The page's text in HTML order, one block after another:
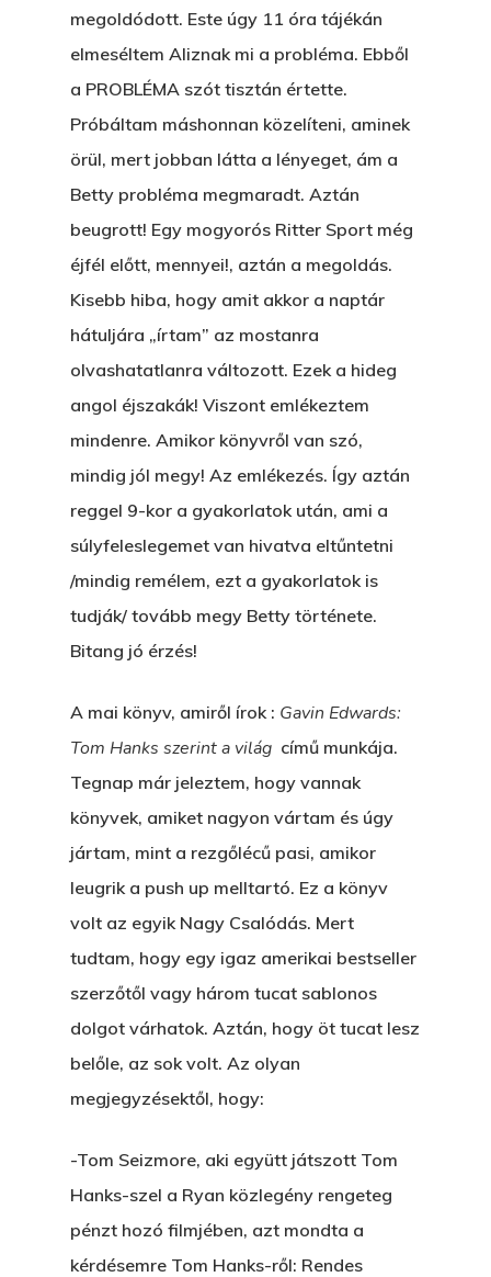
megoldódott. Este úgy 11 óra tájékán
elmeséltem Aliznak mi a probléma. Ebből
a PROBLÉMA szót tisztán értette.
Próbáltam máshonnan közelíteni, aminek
örül, mert jobban látta a lényeget, ám a
Betty probléma megmaradt. Aztán
beugrott! Egy mogyorós Ritter Sport még
éjfél előtt, mennyei!, aztán a megoldás.
Kisebb hiba, hogy amit akkor a naptár
hátuljára „írtam” az mostanra
olvashatatlanra változott. Ezek a hideg
angol éjszakák! Viszont emlékeztem
mindenre. Amikor könyvről van szó,
mindig jól megy! Az emlékezés. Így aztán
reggel 9-kor a gyakorlatok után, ami a
súlyfeleslegemet van hivatva eltűntetni
/mindig remélem, ezt a gyakorlatok is
tudják/ tovább megy Betty története.
Bitang jó érzés!
A mai könyv, amiről írok : Gavin Edwards:
Tom Hanks szerint a világ című munkája.
Tegnap már jeleztem, hogy vannak
könyvek, amiket nagyon vártam és úgy
jártam, mint a rezgőlécű pasi, amikor
leugrik a push up melltartó. Ez a könyv
volt az egyik Nagy Csalódás. Mert
tudtam, hogy egy igaz amerikai bestseller
szerzőtől vagy három tucat sablonos
dolgot várhatok. Aztán, hogy öt tucat lesz
belőle, az sok volt. Az olyan
megjegyzésektől, hogy:
-Tom Seizmore, aki együtt játszott Tom
Hanks-szel a Ryan közlegény rengeteg
pénzt hozó filmjében, azt mondta a
kérdésemre Tom Hanks-ről: Rendes
ELMENT A VILLAMOS
EGY BANKOT, ÖDÖN?
A „BECSÜLETES”
Hogyan Tudta Feladni
Kartalherczeghy